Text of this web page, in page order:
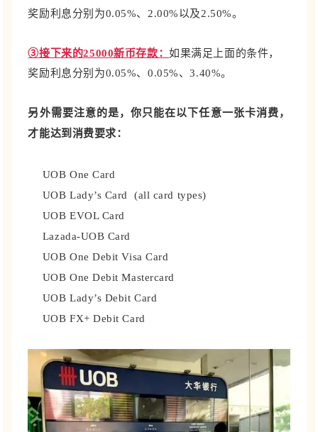
奖励利息分别为0.05%、2.00%以及2.50%。
③接下来的25000新币存款：如果满足上面的条件，
奖励利息分别为0.05%、0.05%、3.40%。
另外需要注意的是，你只能在以下任意一张卡消费，
才能达到消费要求：
UOB One Card
UOB Lady’s Card (all card types)
UOB EVOL Card
Lazada-UOB Card
UOB One Debit Visa Card
UOB One Debit Mastercard
UOB Lady’s Debit Card
UOB FX+ Debit Card